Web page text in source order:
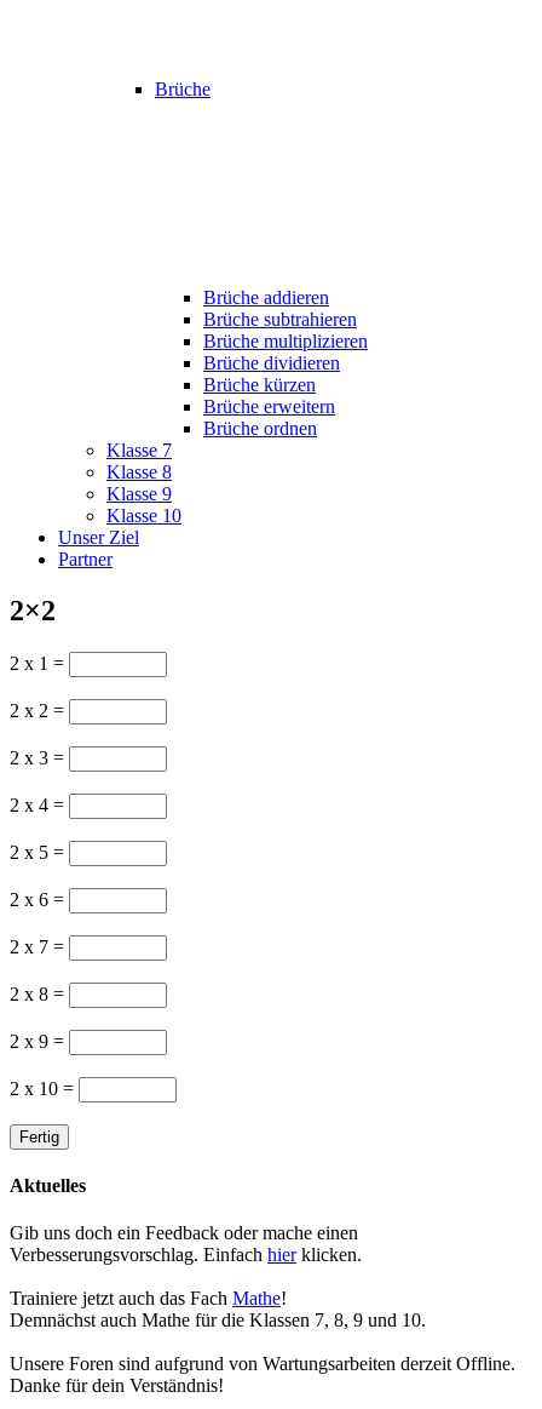
Brüche
Brüche addieren
Brüche subtrahieren
Brüche multiplizieren
Brüche dividieren
Brüche kürzen
Brüche erweitern
Brüche ordnen
Klasse 7
Klasse 8
Klasse 9
Klasse 10
Unser Ziel
Partner
2×2
2 x 1 =
2 x 2 =
2 x 3 =
2 x 4 =
2 x 5 =
2 x 6 =
2 x 7 =
2 x 8 =
2 x 9 =
2 x 10 =
Aktuelles
Gib uns doch ein Feedback oder mache einen
Verbesserungsvorschlag. Einfach hierklicken.
Trainiere jetzt auch das Fach Mathe!
Demnächst auch Mathe für die Klassen 7, 8, 9 und 10.
Unsere Foren sind aufgrund von Wartungsarbeiten derzeit Offline.
Danke für dein Verständnis!